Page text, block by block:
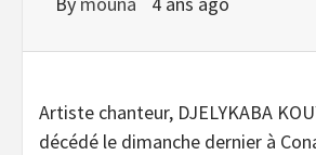
Artiste chanteur, DJELYKABA
décédé le dimanche dernier à